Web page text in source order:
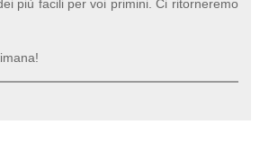
più facili per voi primini. Ci ritorneremo